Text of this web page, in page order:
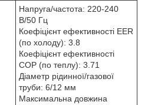
Напруга/частота: 220-240
В/50 Гц
Коефіцієнт ефективності EER
(по холоду): 3.8
Коефіцієнт ефективності
COP (по теплу): 3.71
Діаметр рідинної/газової
труби: 6/12 мм
Максимальна довжина